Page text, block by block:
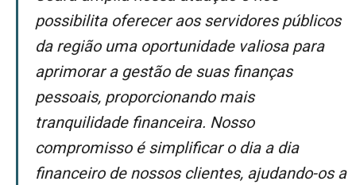
possibilita oferecer aos servidores públicos
da região uma oportunidade valiosa para
aprimorar a gestão de suas finanças
pessoais, proporcionando mais
tranquilidade financeira. Nosso
compromisso é simplificar o dia a dia
financeiro de nossos clientes, ajudando-os a